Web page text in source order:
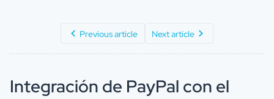
Previous article Next article
Integración de PayPal con el